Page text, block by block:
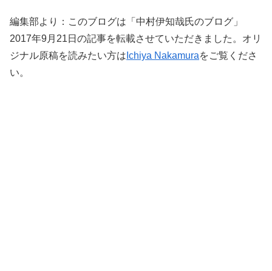
編集部より：このブログは「中村伊知哉氏のブログ」
2017年9月21日の記事を転載させていただきました。オリ
ジナル原稿を読みたい方は Ichiya Nakamuraをご覧くださ
い。